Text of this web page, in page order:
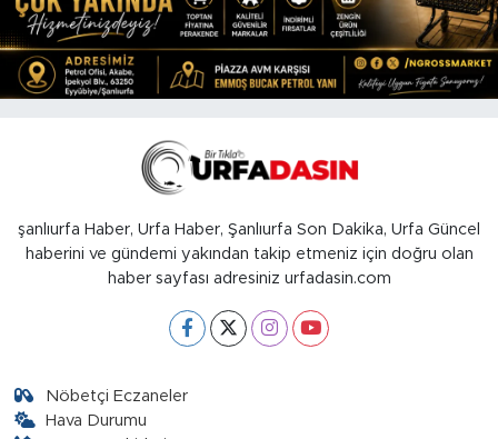
şanlıurfa Haber, Urfa Haber, Şanlıurfa Son Dakika, Urfa Güncel
haberini ve gündemi yakından takip etmeniz için doğru olan
haber sayfası adresiniz urfadasin.com
Nöbetçi Eczaneler
Hava Durumu